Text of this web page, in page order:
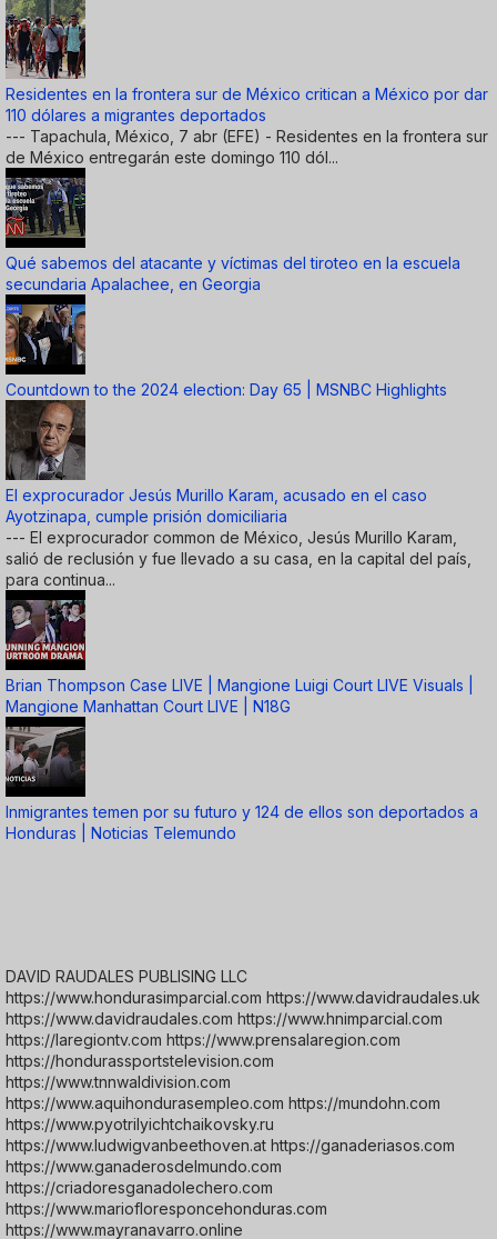
Residentes en la frontera sur de México critican a México por dar
110 dólares a migrantes deportados
--- Tapachula, México, 7 abr (EFE) - Residentes en la frontera sur
de México entregarán este domingo 110 dól...
Qué sabemos del atacante y víctimas del tiroteo en la escuela
secundaria Apalachee, en Georgia
Countdown to the 2024 election: Day 65 | MSNBC Highlights
El exprocurador Jesús Murillo Karam, acusado en el caso
Ayotzinapa, cumple prisión domiciliaria
--- El exprocurador common de México, Jesús Murillo Karam,
salió de reclusión y fue llevado a su casa, en la capital del país,
para continua...
Brian Thompson Case LIVE | Mangione Luigi Court LIVE Visuals |
Mangione Manhattan Court LIVE | N18G
Inmigrantes temen por su futuro y 124 de ellos son deportados a
Honduras | Noticias Telemundo
DAVID RAUDALES PUBLISING LLC
https://www.hondurasimparcial.com https://www.davidraudales.uk
https://www.davidraudales.com https://www.hnimparcial.com
https://laregiontv.com https://www.prensalaregion.com
https://hondurassportstelevision.com
https://www.tnnwaldivision.com
https://www.aquihondurasempleo.com https://mundohn.com
https://www.pyotrilyichtchaikovsky.ru
https://www.ludwigvanbeethoven.at https://ganaderiasos.com
https://www.ganaderosdelmundo.com
https://criadoresganadolechero.com
https://www.mariofloresponcehonduras.com
https://www.mayranavarro.online